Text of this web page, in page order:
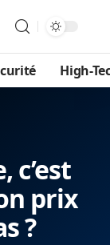
High-
c’est
prix
?